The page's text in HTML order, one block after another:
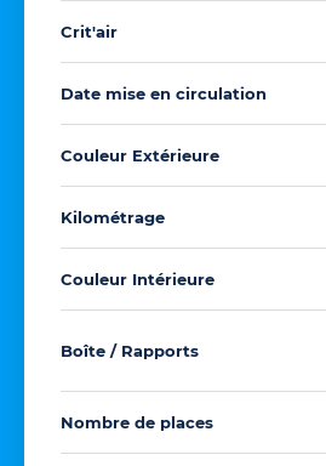
Crit'air
Date mise en circulation
Couleur Extérieure
Kilométrage
Couleur Intérieure
Boîte / Rapports
Nombre de places